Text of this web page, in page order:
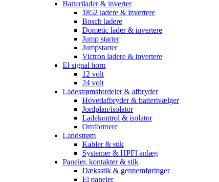
Batterilader & inverter
1852 ladere & invertere
Bosch ladere
Dometic lader & invertere
Jump starter
Jumpstarter
Victron ladere & invertere
El signal horn
12 volt
24 volt
Ladestrømsfordeler & afbryder
Hovedafbryder & batterivælger
Jordplan/isolator
Ladekontrol & isolator
Omformere
Landstrøm
Kabler & stik
Systemer & HPFI anlæg
Paneler, kontakter & stik
Dæksstik & gennemføringer
El paneler